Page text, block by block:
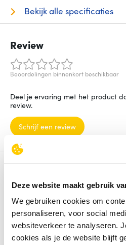
Deze website maakt gebruik
We gebruiken cookies om
personaliseren, voor social
websiteverkeer te analyseren.
cookies als je de website blijft
Bekijk alle specificaties
Review
Beoordelingen binnenkort beschikbaar
Deel je ervaring met het product
review.
Schrijf een review